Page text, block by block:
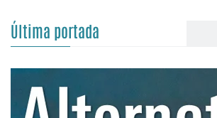
Última portada